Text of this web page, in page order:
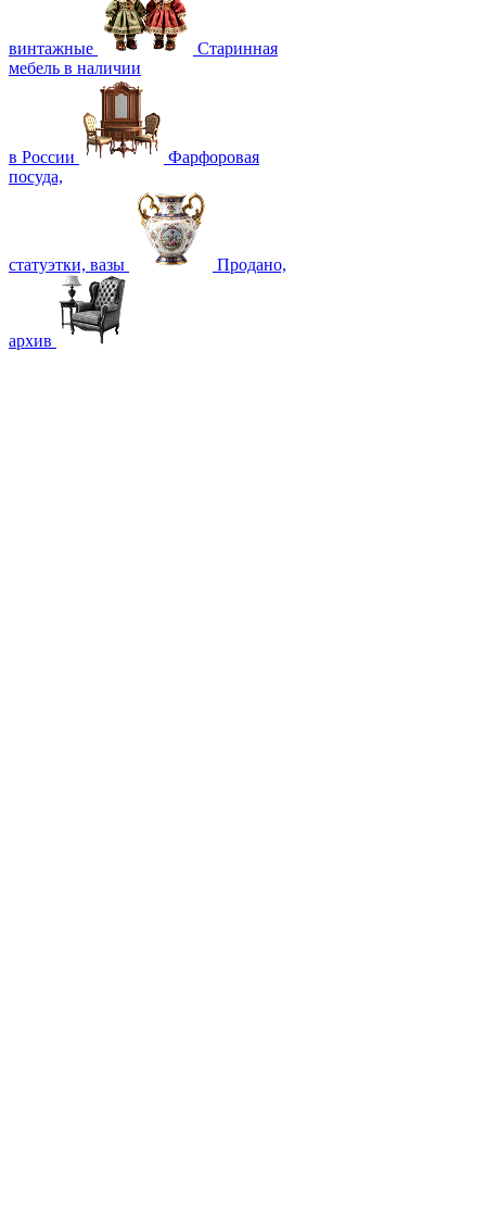
винтажные
Старинная
мебель в наличии
в России
Фарфоровая
посуда,
статуэтки, вазы Продано,
архив